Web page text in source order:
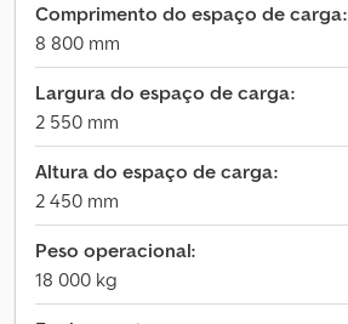
Comprimento do espaço de carga:
8 800 mm
Largura do espaço de carga:
2 550 mm
Altura do espaço de carga:
2 450 mm
Peso operacional:
18 000 kg